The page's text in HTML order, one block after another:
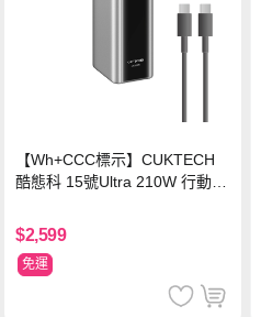
【Wh+CCC標示】CUKTECH
酷態科 15號Ultra 210W 行動電
$2,599
免運